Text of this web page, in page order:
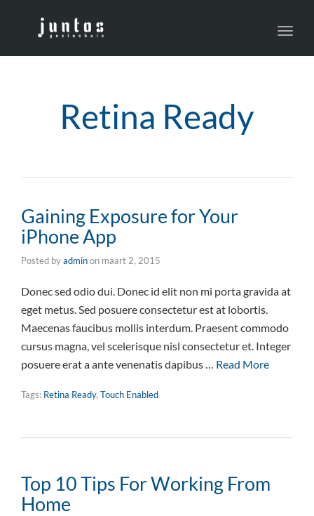
Retina Ready
Gaining Exposure for Your
iPhone App
Posted byadminon maart 2, 2015
Donec sed odio dui. Donec id elit non mi porta gravida at
eget metus. Sed posuere consectetur est at lobortis.
Maecenas faucibus mollis interdum. Praesent commodo
cursus magna, vel scelerisque nisl consectetur et. Integer
posuere erat a ante venenatis dapibus … Read More
Tags: Retina Ready, Touch Enabled
Top 10 Tips For Working From
Home